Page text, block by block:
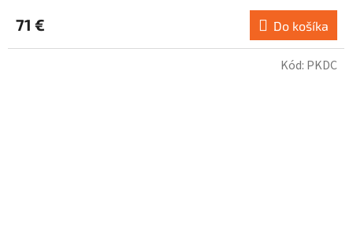
71 € Do košíka
Kód: PKDC